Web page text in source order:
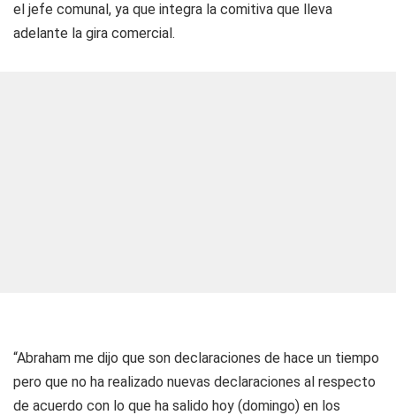
el jefe comunal, ya que integra la comitiva que lleva
adelante la gira comercial.
“Abraham me dijo que son declaraciones de hace un tiempo
pero que no ha realizado nuevas declaraciones al respecto
de acuerdo con lo que ha salido hoy (domingo) en los